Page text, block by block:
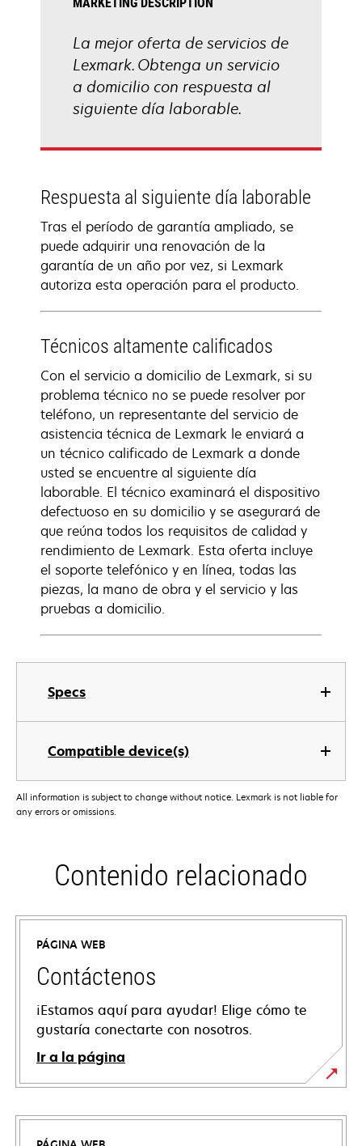
Specs
Compatible device(s)
La mejor oferta de servicios de
Lexmark. Obtenga un servicio
a domicilio con respuesta al
siguiente día laborable.
Respuesta al siguiente día laborable
Tras el período de garantía ampliado, se
puede adquirir una renovación de la
garantía de un año por vez, si Lexmark
autoriza esta operación para el producto.
Técnicos altamente calificados
Con el servicio a domicilio de Lexmark, si su
problema técnico no se puede resolver por
teléfono, un representante del servicio de
asistencia técnica de Lexmark le enviará a
un técnico calificado de Lexmark a donde
usted se encuentre al siguiente día
laborable. El técnico examinará el dispositivo
defectuoso en su domicilio y se asegurará de
que reúna todos los requisitos de calidad y
rendimiento de Lexmark. Esta oferta incluye
el soporte telefónico y en línea, todas las
piezas, la mano de obra y el servicio y las
pruebas a domicilio.
All information is subject to change without notice. Lexmark is not liable for
any errors or omissions.
Contenido relacionado
PÁGINA WEB
Contáctenos
¡Estamos aquí para ayudar! Elige cómo te
gustaría conectarte con nosotros.
Ir a la página